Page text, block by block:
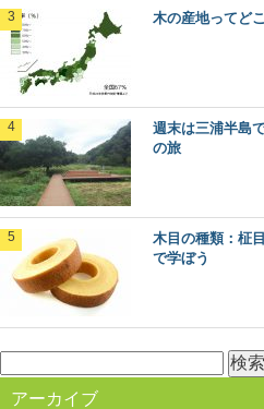
ち
ハイキングや散
森林浴発祥の
したい6つのこ
高野山の林業
木の産地ってど
週末は三浦半島
の旅
木目の種類：柾
で学ぼう
索:
アーカイブ